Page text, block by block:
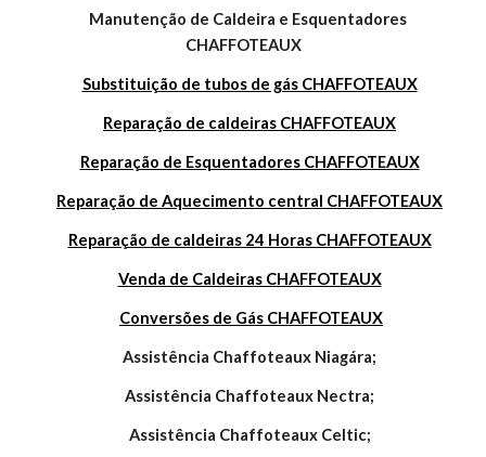
CHAFFOTEAUX
Substituição de tubos de gás CHAFFOTEAUX
Reparação de caldeiras CHAFFOTEAUX
Reparação de Esquentadores CHAFFOTEAUX
Reparação de Aquecimento central CHAFFOTEAUX
Reparação de caldeiras 24 Horas CHAFFOTEAUX
Venda de Caldeiras CHAFFOTEAUX
Conversões de Gás CHAFFOTEAUX
    Assistência Chaffoteaux Niagára;
    Assistência Chaffoteaux Nectra;
    Assistência Chaffoteaux Celtic;